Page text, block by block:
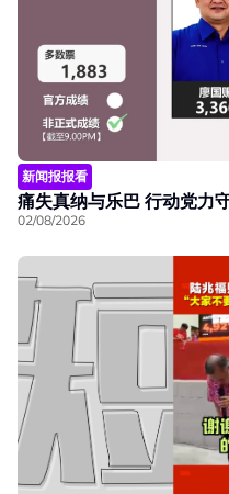
新闻报报看
痛失真纳与乐巴 行动党力
02/08/2026